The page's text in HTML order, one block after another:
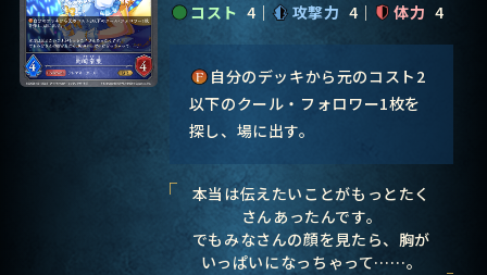
コスト 4 攻撃力 4 体力 4
自分のデッキから元のコスト2
以下のクール・フォロワー1枚を
探し、場に出す。
本当は伝えたいことがもっとたく
さんあったんです。
でもみなさんの顔を見たら、胸が
いっぱいになっちゃって……。